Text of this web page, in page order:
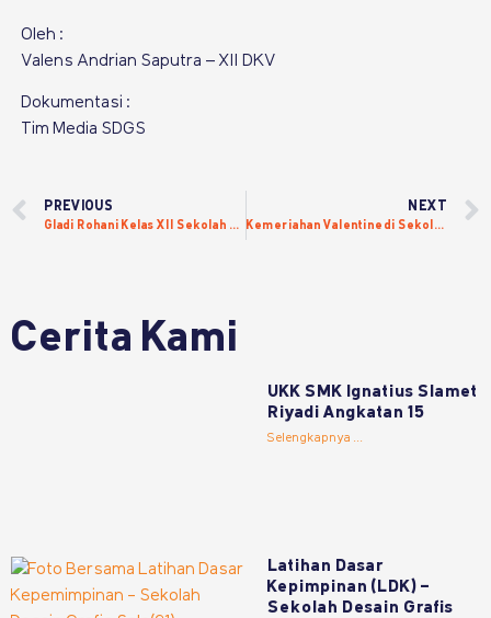
Oleh :
Valens Andrian Saputra – XII DKV
Dokumentasi :
Tim Media SDGS
PREVIOUS
Gladi Rohani Kelas XII Sekolah Desain Grafis Solo
NEXT
Kemeriahan Valentine di Sekolah Desain Grafis Solo
Cerita Kami
UKK SMK Ignatius Slamet
Riyadi Angkatan 15
Selengkapnya ...
Latihan Dasar
Kepimpinan (LDK) –
Sekolah Desain Grafis